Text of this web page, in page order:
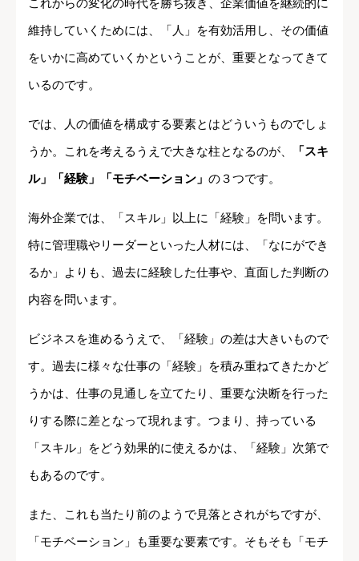
これからの変化の時代を勝ち抜き、企業価値を継続的に
維持していくためには、「人」を有効活用し、その価値
をいかに高めていくかということが、重要となってきて
いるのです。
では、人の価値を構成する要素とはどういうものでしょ
うか。これを考えるうえで大きな柱となるのが、
「スキ
ル」「経験」「モチベーション」 の３つです。
海外企業では、「スキル」以上に「経験」を問います。
特に管理職やリーダーといった人材には、「なにができ
るか」よりも、過去に経験した仕事や、直面した判断の
内容を問います。
ビジネスを進めるうえで、「経験」の差は大きいもので
す。過去に様々な仕事の「経験」を積み重ねてきたかど
うかは、仕事の見通しを立てたり、重要な決断を行った
りする際に差となって現れます。つまり、持っている
「スキル」をどう効果的に使えるかは、「経験」次第で
もあるのです。
また、これも当たり前のようで見落とされがちですが、
「モチベーション」も重要な要素です。そもそも「モチ